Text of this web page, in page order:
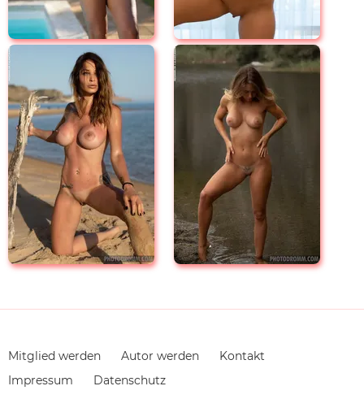
Navigation
überspringen
Mitglied werden Autor werden
Kontakt
Impressum
Datenschutz